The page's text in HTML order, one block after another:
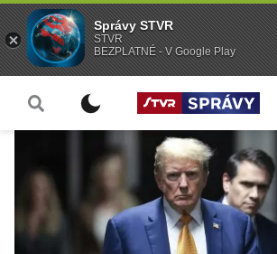
Správy STVR
STVR
BEZPLATNÉ - V Google Play